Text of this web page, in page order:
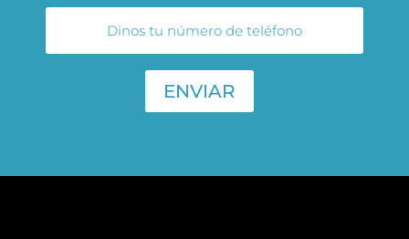
ENVIAR